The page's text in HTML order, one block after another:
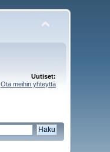
Uutiset:
Ota meihin yhteyttä